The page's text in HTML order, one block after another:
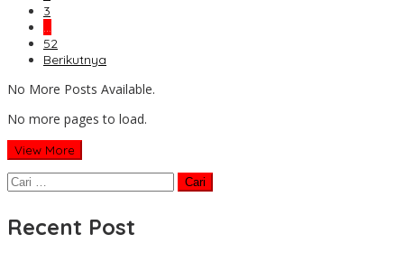
3
…
52
Berikutnya
No More Posts Available.
No more pages to load.
View More
Cari
untuk:
Recent Post